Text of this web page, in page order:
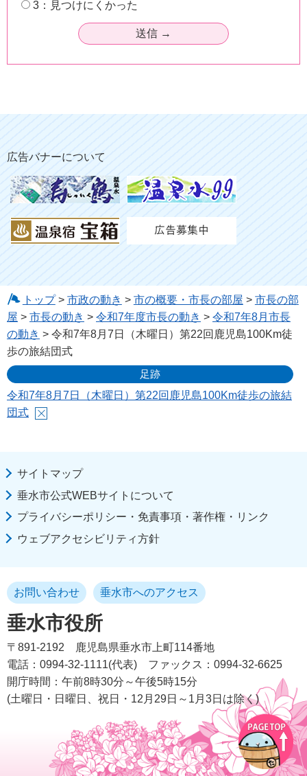
3：見つけにくかった
広告バナーについて
トップ> 市政の動き > 市の概要・市長の部屋 > 市長の部
屋 > 市長の動き > 令和7年度市長の動き > 令和7年8月市長
の動き > 令和7年8月7日（木曜日）第22回鹿児島100Km徒
歩の旅結団式
足跡
令和7年8月7日（木曜日）第22回鹿児島100Km徒歩の旅結
団式
サイトマップ
垂水市公式WEBサイトについて
プライバシーポリシー・免責事項・著作権・リンク
ウェブアクセシビリティ方針
垂水市役所
お問い合わせ 垂水市へのアクセス
〒891-2192
鹿児島県垂水市上町114番地
電話：0994-32-1111(代表)
ファックス：0994-32-6625
開庁時間：午前8時30分～午後5時15分
(土曜日・日曜日、祝日・12月29日～1月3日は除く)